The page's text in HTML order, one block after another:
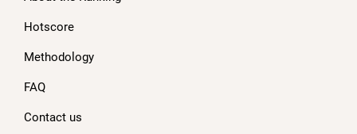
Hotscore
Methodology
FAQ
Contact us